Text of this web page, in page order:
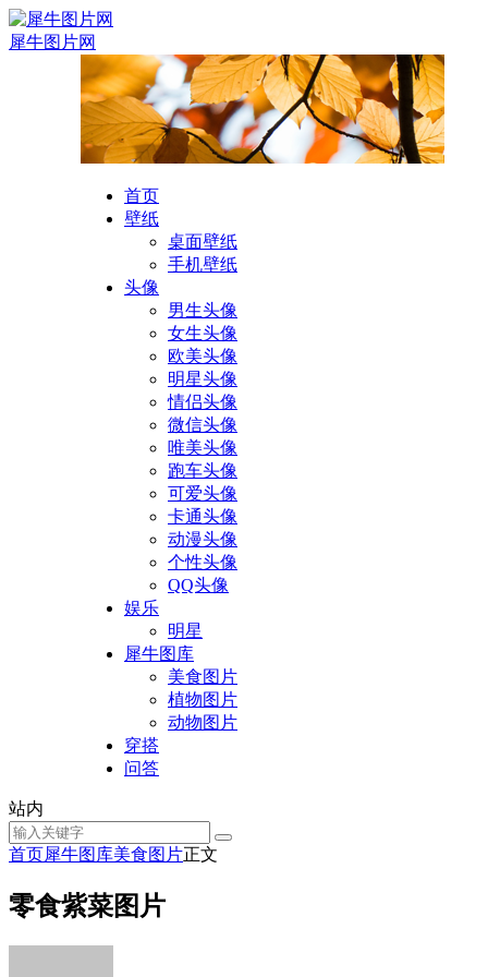
犀牛图片网
首页
壁纸
桌面壁纸
手机壁纸
头像
男生头像
女生头像
欧美头像
明星头像
情侣头像
微信头像
唯美头像
跑车头像
可爱头像
卡通头像
动漫头像
个性头像
QQ头像
娱乐
明星
犀牛图库
美食图片
植物图片
动物图片
穿搭
问答
站内
首页犀牛图库美食图片正文
零食紫菜图片